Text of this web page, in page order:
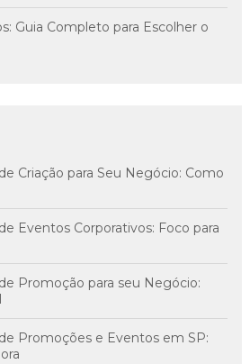
Guia Completo para Escolher o
Criação para Seu Negócio: Como
Eventos Corporativos: Foco para
Promoção para seu Negócio:
Promoções e Eventos em SP: